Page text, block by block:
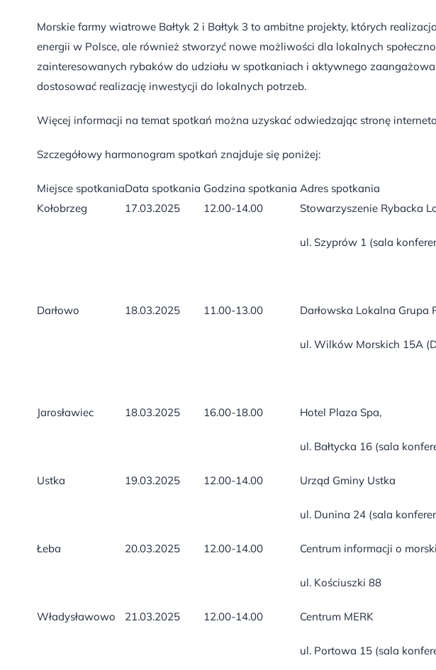
Morskie farmy wiatrowe Bałtyk 2 i Bałtyk 3 to ambitne projekty, których
energii w Polsce, ale również stworzyć nowe możliwości dla lokalnych
zainteresowanych rybaków do udziału w spotkaniach i aktywnego
dostosować realizację inwestycji do lokalnych potrzeb.
Więcej informacji na temat spotkań można uzyskać odwiedzając stronę
Szczegółowy harmonogram spotkań znajduje się poniżej:
Miejsce spotkaniaData spotkania Godzina spotkania Adres spotkania
Kołobrzeg
17.03.2025 12.00-14.00 Stowarzyszenie Rybacka
ul. Szyprów 1 (sala
Darłowo 18.03.2025 11.00-13.00 Darłowska Lokalna Grupa
ul. Wilków Morskich 15A
Jarosławiec 18.03.2025 16.00-18.00 Hotel Plaza Spa,
ul. Bałtycka 16 (sala
Ustka 19.03.2025 12.00-14.00 Urząd Gminy Ustka
ul. Dunina 24 (sala
Łeba 20.03.2025 12.00-14.00 Centrum informacji o
ul. Kościuszki 88
Władysławowo 21.03.2025 12.00-14.00 Centrum MERK
ul. Portowa 15 (sala